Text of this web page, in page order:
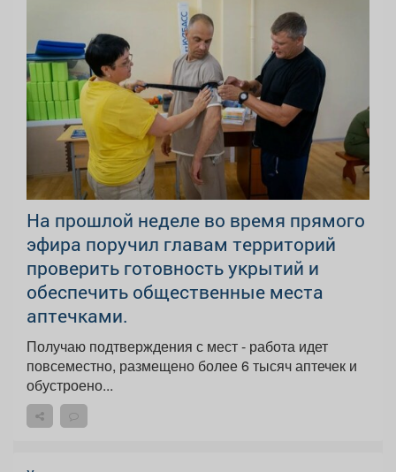
На прошлой неделе во время прямого
эфира поручил главам территорий
проверить готовность укрытий и
обеспечить общественные места
аптечками.
Получаю подтверждения с мест - работа идет
повсеместно, размещено более 6 тысяч аптечек и
обустроено...